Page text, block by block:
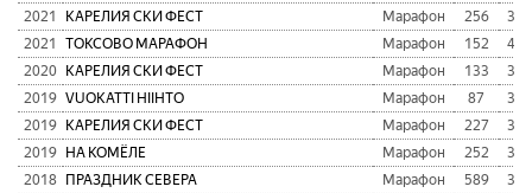
2021
КАРЕЛИЯ СКИ ФЕСТ Марафон 256
2021
ТОКСОВО МАРАФОН Марафон 152
2020
КАРЕЛИЯ СКИ ФЕСТ Марафон 133
2019 VUOKATTI HIIHTO Марафон 87
2019
КАРЕЛИЯ СКИ ФЕСТ Марафон 227
2019
НА КОМЁЛЕ Марафон 252
2018
ПРАЗДНИК СЕВЕРА Марафон 589